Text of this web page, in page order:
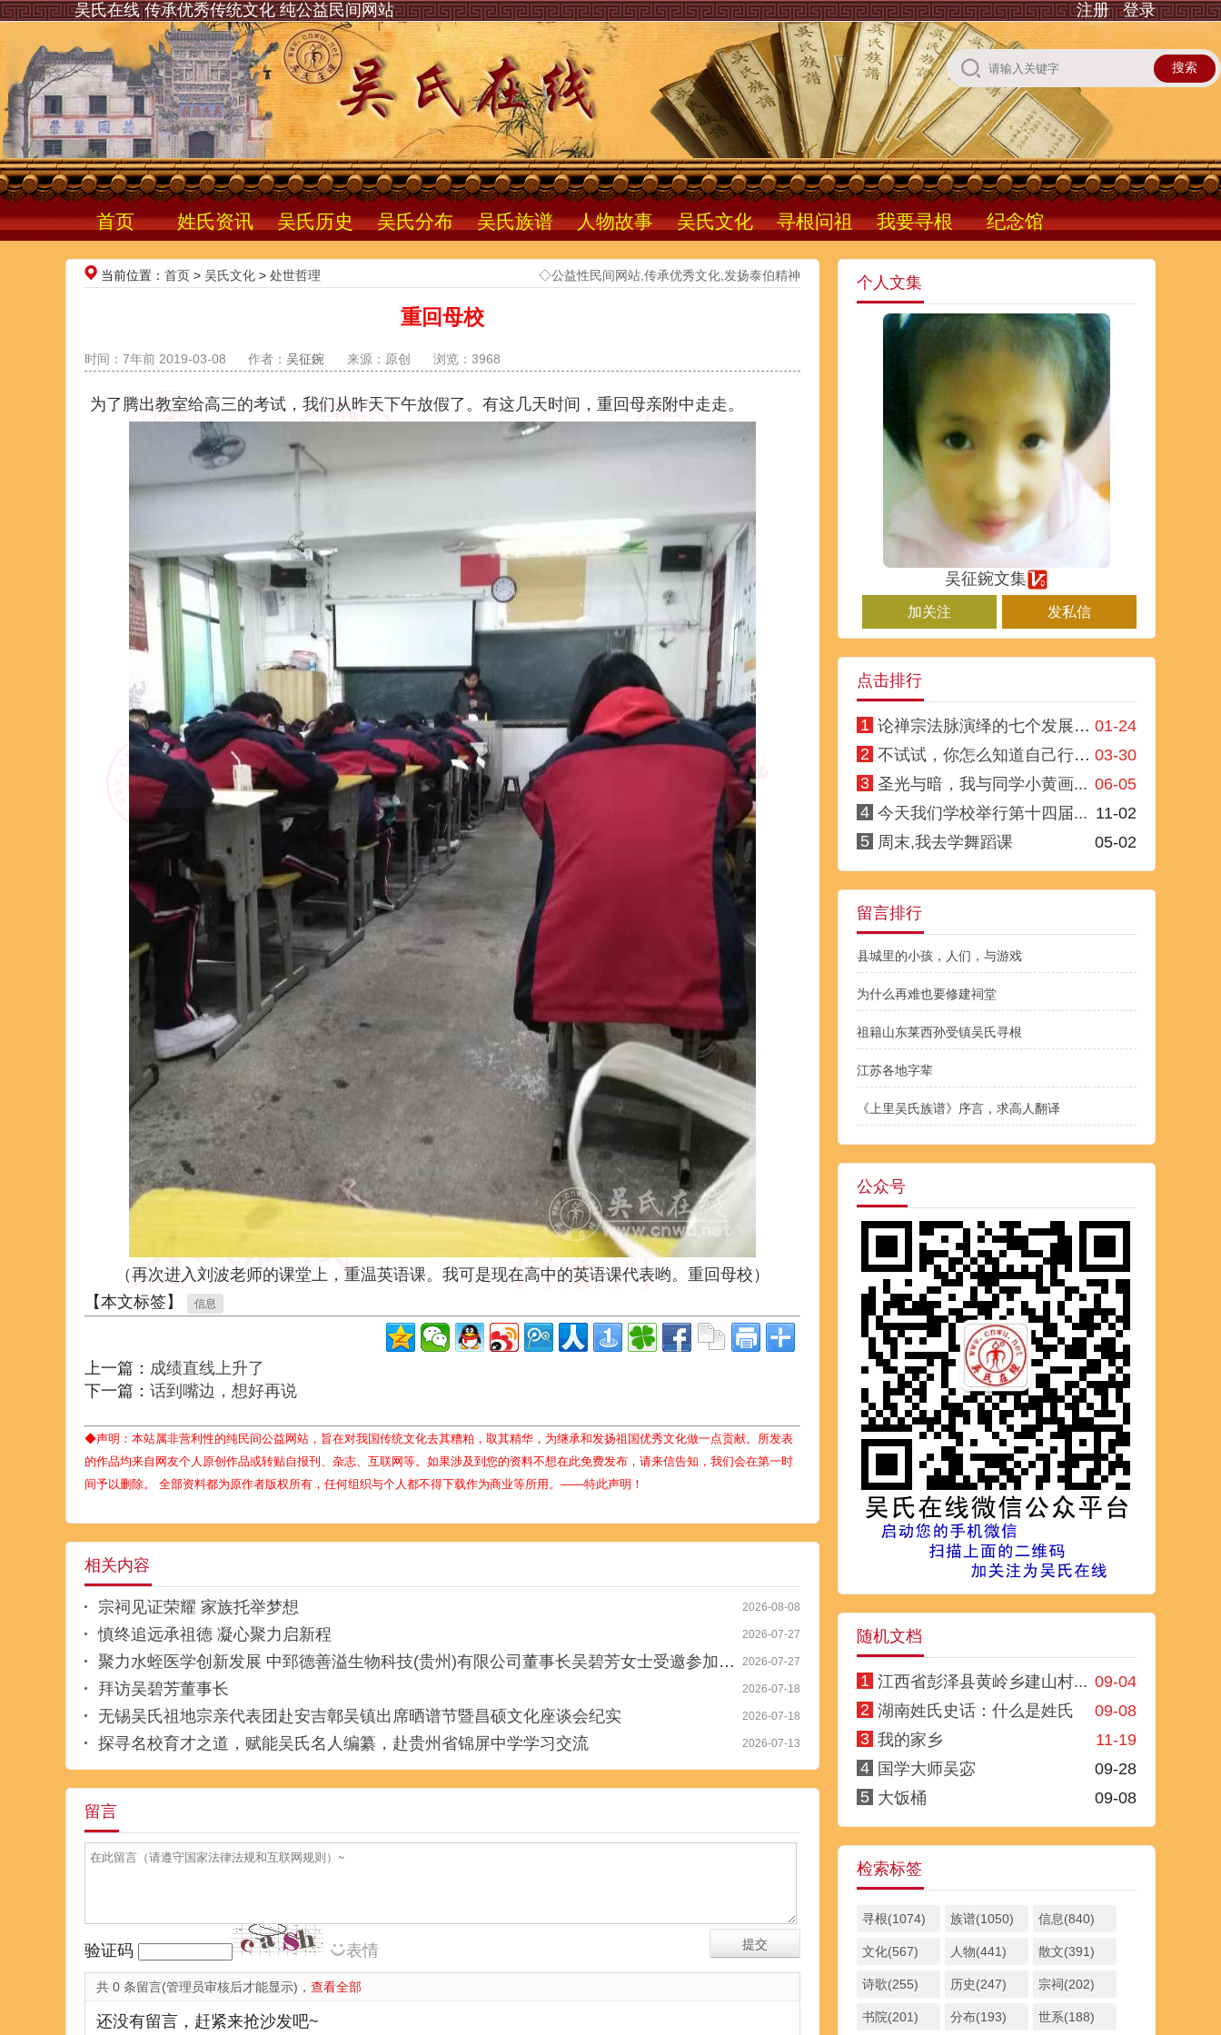
注册 登录
吴氏在线 传承优秀传统文化 纯公益民间网站
首页 姓氏资讯 吴氏历史 吴氏分布 吴氏族谱 人物故事 吴氏文化 寻根问祖 我要寻根 纪念馆
当前位置： 首页 > 吴氏文化 > 处世哲理 ◇公益性民间网站,传承优秀文化,发扬泰伯精神
重回母校
时间：7年前 2019-03-08 作者： 吴征鋺 来源：原创 浏览：3968
为了腾出教室给高三的考试，我们从昨天下午放假了。有这几天时间，重回母亲附中走走。
（再次进入刘波老师的课堂上，重温英语课。我可是现在高中的英语课代表哟。重回母校）
【本文标签】
信息
上一篇： 成绩直线上升了
下一篇： 话到嘴边，想好再说
◆声明：本站属非营利性的纯民间公益网站，旨在对我国传统文化去其糟粕，取其精华，为继承和发扬祖国优秀文化做一点贡献。所发表
的作品均来自网友个人原创作品或转贴自报刊、杂志、互联网等。如果涉及到您的资料不想在此免费发布，请来信告知，我们会在第一时
间予以删除。 全部资料都为原作者版权所有，任何组织与个人都不得下载作为商业等所用。——特此声明！
相关内容
2026-08-08
宗祠见证荣耀 家族托举梦想
2026-07-27
慎终追远承祖德 凝心聚力启新程
2026-07-27
聚力水蛭医学创新发展 中郅德善溢生物科技(贵州)有限公司董事长吴碧芳女士受邀参加第一届水蛭医学规范化应用与产业发展学术交流会
2026-07-18
拜访吴碧芳董事长
2026-07-18
无锡吴氏祖地宗亲代表团赴安吉鄣吴镇出席晒谱节暨昌硕文化座谈会纪实
2026-07-13
探寻名校育才之道，赋能吴氏名人编纂，赴贵州省锦屏中学学习交流
留言
验证码 表情
共 0 条留言(管理员审核后才能显示)， 查看全部
还没有留言，赶紧来抢沙发吧~
个人文集
吴征鋺文集
加关注 发私信
点击排行
1 01-24
论禅宗法脉演绎的七个发展阶段
2
03-30
不试试，你怎么知道自己行不行
3
06-05
圣光与暗，我与同学小黄画...
4
11-02
今天我们学校举行第十四届...
5
05-02
周末,我去学舞蹈课
留言排行
县城里的小孩，人们，与游戏
为什么再难也要修建祠堂
祖籍山东莱西孙受镇吴氏寻根
江苏各地字辈
《上里吴氏族谱》序言，求高人翻译
公众号
随机文档
1 09-04
江西省彭泽县黄岭乡建山村...
2
09-08
湖南姓氏史话：什么是姓氏
3
11-19
我的家乡
4
09-28
国学大师吴宓
5
09-08
大饭桶
检索标签
寻根(1074) 族谱(1050) 信息(840)
文化(567) 人物(441) 散文(391)
诗歌(255) 历史(247) 宗祠(202)
书院(201) 分布(193) 世系(188)